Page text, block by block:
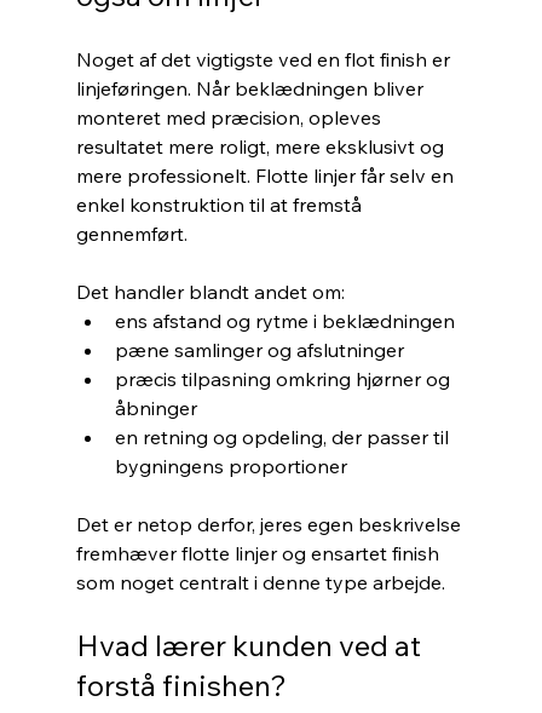
Noget af det vigtigste ved en flot finish er
linjeføringen. Når beklædningen bliver
monteret med præcision, opleves
resultatet mere roligt, mere eksklusivt og
mere professionelt. Flotte linjer får selv en
enkel konstruktion til at fremstå
gennemført.
Det handler blandt andet om:
ens afstand og rytme i beklædningen
pæne samlinger og afslutninger
præcis tilpasning omkring hjørner og
åbninger
en retning og opdeling, der passer til
bygningens proportioner
Det er netop derfor, jeres egen beskrivelse
fremhæver flotte linjer og ensartet finish
som noget centralt i denne type arbejde.
Hvad lærer kunden ved at
forstå finishen?